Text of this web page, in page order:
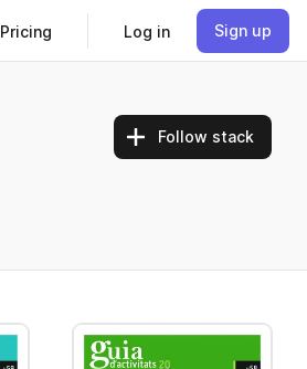
Pricing Log in Sign up
Follow stack